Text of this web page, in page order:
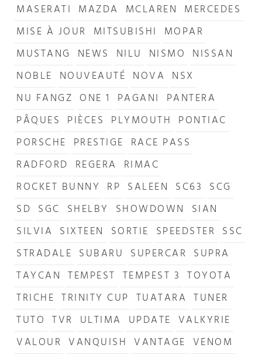
MASERATI MAZDA MCLAREN MERCEDES
MISE À JOUR MITSUBISHI MOPAR
MUSTANG NEWS NILU NISMO NISSAN
NOBLE NOUVEAUTÉ NOVA NSX
NU FANGZ ONE 1 PAGANI PANTERA
PÂQUES PIÈCES PLYMOUTH PONTIAC
PORSCHE PRESTIGE RACE PASS
RADFORD REGERA RIMAC
ROCKET BUNNY RP SALEEN SC63 SCG
SD SGC SHELBY SHOWDOWN SIAN
SILVIA SIXTEEN SORTIE SPEEDSTER SSC
STRADALE SUBARU SUPERCAR SUPRA
TAYCAN TEMPEST TEMPEST 3 TOYOTA
TRICHE TRINITY CUP TUATARA TUNER
TUTO TVR ULTIMA UPDATE VALKYRIE
VALOUR VANQUISH VANTAGE VENOM